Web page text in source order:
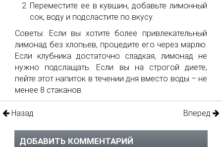
Переместите ее в кувшин, добавьте лимонный
сок, воду и подсластите по вкусу.
Советы: Если вы хотите более привлекательный
лимонад без хлопьев, процедите его через марлю.
Если клубника достаточно сладкая, лимонад не
нужно подслащать. Если вы на строгой диете,
пейте этот напиток в течении дня вместо воды – не
менее 8 стаканов.
Назад Вперед
ДОБАВИТЬ КОММЕНТАРИЙ